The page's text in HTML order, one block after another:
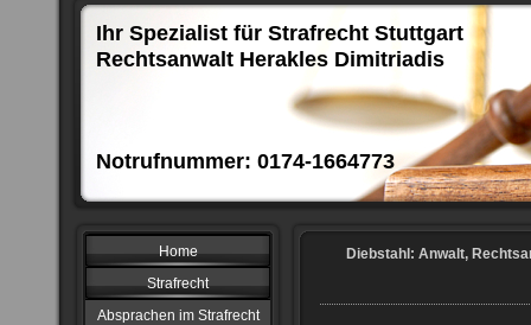
Ihr Spezialist für Strafrecht Stuttgart
Rechtsanwalt Herakles Dimitriadis
Notrufnummer: 0174-1664773
Home
Strafrecht
Absprachen im Strafrecht
Diebstahl: Anwalt,